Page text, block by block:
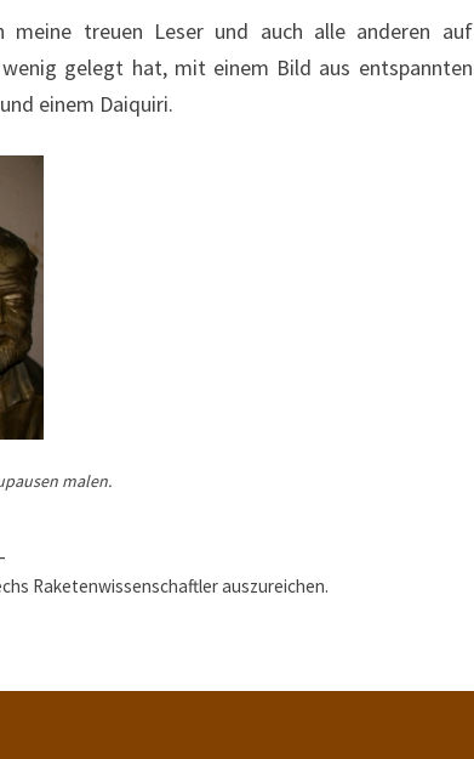
treuen Leser und auch alle anderen auf
gelegt hat, mit einem Bild aus entspannten
einem Daiquiri.
malen.
Raketenwissenschaftler auszureichen.